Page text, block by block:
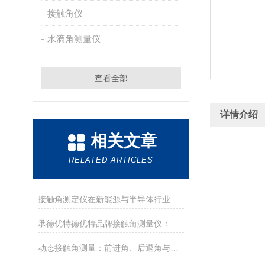
接触角仪
水滴角测量仪
查看全部
相关文章
RELATED ARTICLES
动态接触角测量：前进角、后退角与滚动角分析
详情介绍